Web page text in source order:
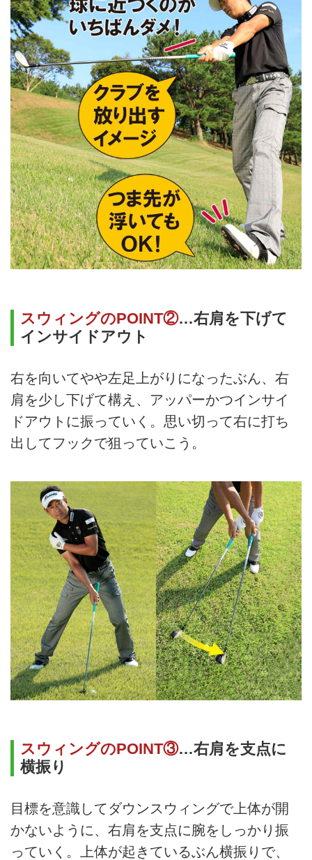
スウィングのPOINT②…右肩を下げて
インサイドアウト
右を向いてやや左足上がりになったぶん、右
肩を少し下げて構え、アッパーかつインサイ
ドアウトに振っていく。思い切って右に打ち
出してフックで狙っていこう。
スウィングのPOINT③…右肩を支点に
横振り
目標を意識してダウンスウィングで上体が開
かないように、右肩を支点に腕をしっかり振
っていく。上体が起きているぶん横振りで、